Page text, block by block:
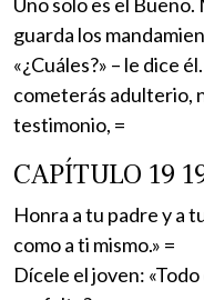
guarda los
«¿Cuáles?» – le dice
cometerás adulterio,
testimonio, =
CAPÍTULO 19
Honra a tu padre y a
como a ti mismo.» =
Dícele el joven: